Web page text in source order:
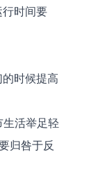
时间要
时候提高
活举足轻
归咎于反